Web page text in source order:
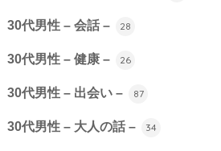
30代男性 – 会話 – 28
30代男性 – 健康 – 26
30代男性 – 出会い – 87
30代男性 – 大人の話 – 34